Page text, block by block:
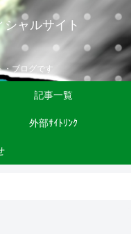
ャルサイト
・ブログです
記事一覧
外部ｻｲﾄﾘﾝｸ